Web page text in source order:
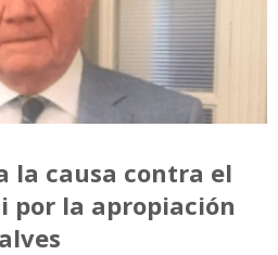
la causa contra el
por la apropiación